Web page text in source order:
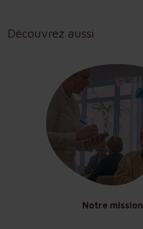
Découvrez aussi
Notre mission